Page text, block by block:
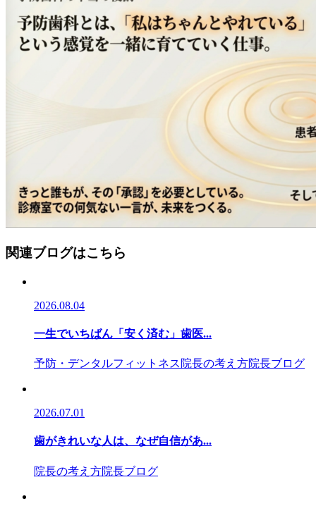
関連ブログはこちら
2026.08.04
一生でいちばん「安く済む」歯医...
予防・デンタルフィットネス 院長の考え方院長ブログ
2026.07.01
歯がきれいな人は、なぜ自信があ...
院長の考え方院長ブログ